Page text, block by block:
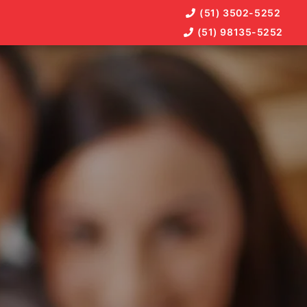
(51) 3502-5252
(51) 98135-5252